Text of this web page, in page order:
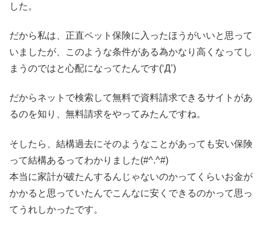
した。
だから私は、正直ペット保険に入ったほうがいいと思って
いましたが、このような条件がある為かなり高くなってし
まうのではと心配になってたんです(‘Д’)
だからネットで検索して無料で資料請求できるサイトがあ
るのを知り、無料請求をやってみたんですね。
そしたら、結構過去にそのようなことがあっても安い保険
って結構あるってわかりました(#^.^#)
本当に家計が破たんするんじゃないのかってくらいお金が
かかると思っていたんでこんなに安くできるのかって思っ
てうれしかったです。